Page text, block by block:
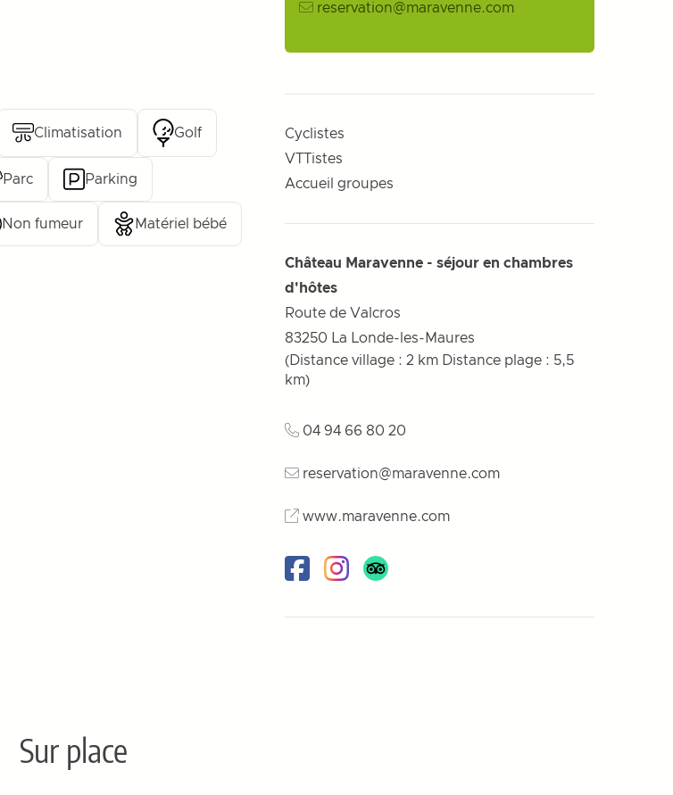
Climatisation Golf
Parc Parking
Non fumeur Matériel bébé
reservation@maravenne.com
Cyclistes
VTTistes
Accueil groupes
Château Maravenne - séjour en chambres
d'hôtes
Route de Valcros
83250 La Londe-les-Maures
(Distance village : 2 km Distance plage : 5,5
km)
04 94 66 80 20
reservation@maravenne.com
www.maravenne.com
FacebookInstagram
Sur place